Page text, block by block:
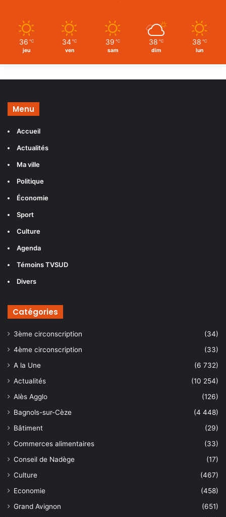
36 ℃
jeu
34 ℃
ven
39 ℃
sam
38 ℃
dim
38 ℃
lun
Menu
Accueil
Actualités
Ma ville
Politique
Économie
Sport
Culture
Agenda
Témoins TVSUD
Divers
Catégories
3ème circonscription
(34)
4ème circonscription
(33)
A la Une
(6 732)
Actualités
(10 254)
Alès Agglo
(126)
Bagnols-sur-Cèze
(4 448)
Bâtiment
(29)
Commerces alimentaires
(33)
Conseil de Nadège
(17)
Culture
(467)
Economie
(458)
Grand Avignon
(651)